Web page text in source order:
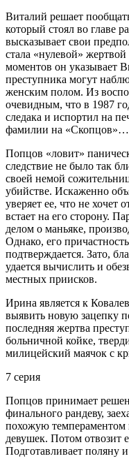
Виталий решает
который стоял во главе
высказывает свои
стала «нулевой»
моментов он указывает
преступника могут
женским полом. Из
очевидным, что в 1987
следака и испортил на
фамилии на «Скопцов»…
Попцов «ловит»
следствие не было так
своей немой
убийстве. Искаженно
уверяет ее, что не хочет
встает на его сторону.
делом о маньяке,
Однако, его
подтверждается. Зато,
удается вычислить и
местных приисков.
Ирина является к
выявить новую зацепку
последняя жертва
больничной койке,
милицейский маячок с
7 серия
Попцов принимает
финального рандеву,
похожую
девушек. Потом отвозит
Подготавливает поляну